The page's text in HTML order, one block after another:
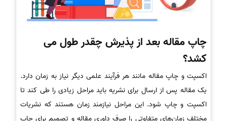
چاپ مقاله بعد از پذیرش چقدر طول می
کشد؟
اکسپت و چاپ مقاله مانند هر فرآیند علمی دیگر نیاز به زمان دارد.
یک مقاله پس از ارسال برای نشریه باید مراحل زیادی را طی کند تا
اکسپت و چاپ شود. این مراحل نیازمند زمان هستند که نشریات
مختلف زمان‌های متفاوتی را صرف داوری مقاله و تصمیم برای چاپ